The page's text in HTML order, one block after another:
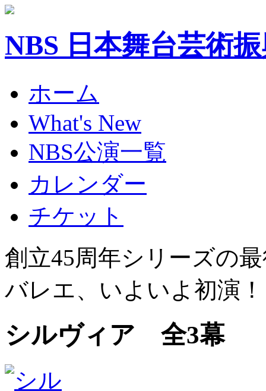
NBS 日本舞台芸術
ホーム
What's New
NBS公演一覧
カレンダー
チケット
創立45周年シリーズの
バレエ、いよいよ初演！
シルヴィア 全3幕